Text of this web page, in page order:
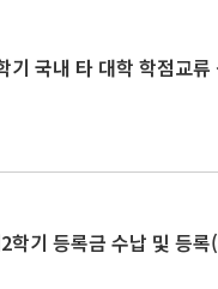
기 국내 타 대학 학점교류